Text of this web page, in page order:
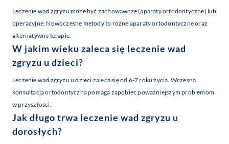
Leczenie wad zgryzu może być zachowawcze (aparaty ortodontyczne) lub
operacyjne. Nowoczesne metody to różne aparaty ortodontyczne oraz
alternatywne terapie.
W jakim wieku zaleca się leczenie wad
zgryzu u dzieci?
Leczenie wad zgryzu u dzieci zaleca się od 6-7 roku życia. Wczesna
konsultacja ortodontyczna pomaga zapobiec poważniejszym problemom
w przyszłości.
Jak długo trwa leczenie wad zgryzu u
dorosłych?